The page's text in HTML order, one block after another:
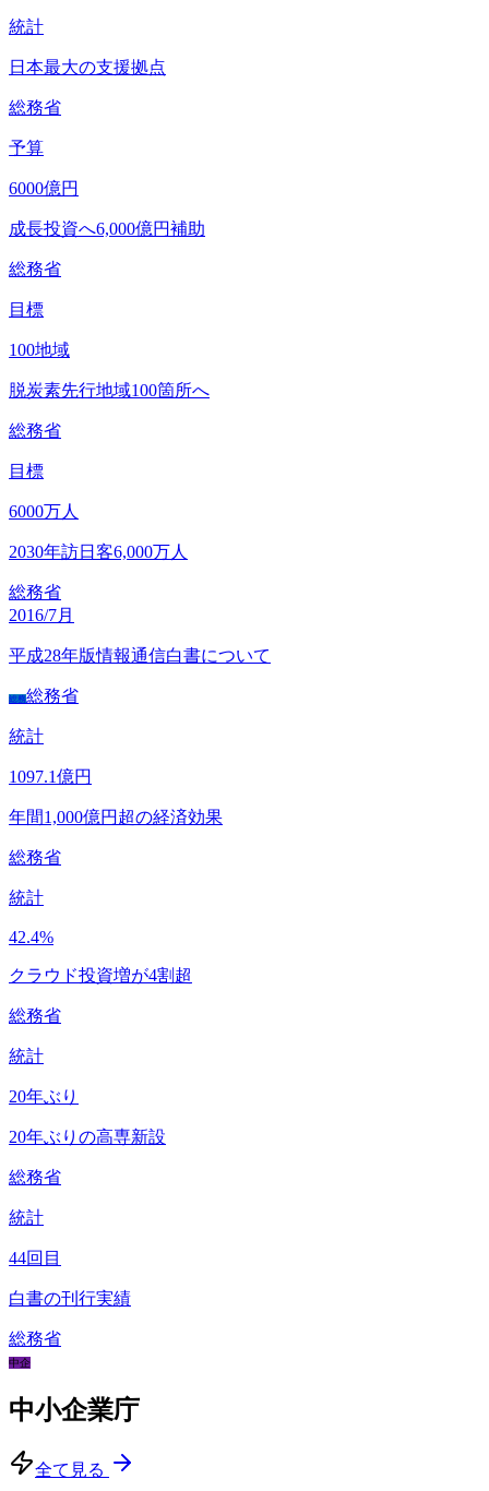
統計
日本最大の支援拠点
総務省
予算
6000億円
成長投資へ6,000億円補助
総務省
目標
100地域
脱炭素先行地域100箇所へ
総務省
目標
6000万人
2030年訪日客6,000万人
総務省
2016/7月
平成28年版情報通信白書について
総務総務省
統計
1097.1億円
年間1,000億円超の経済効果
総務省
統計
42.4%
クラウド投資増が4割超
総務省
統計
20年ぶり
20年ぶりの高専新設
総務省
統計
44回目
白書の刊行実績
総務省
中企
中小企業庁
全て見る